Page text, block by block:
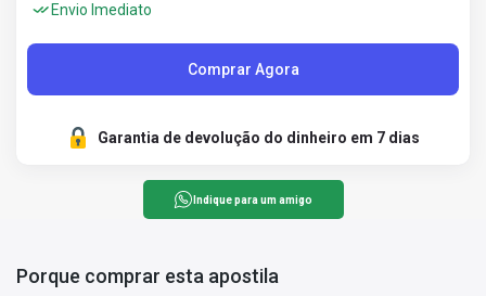
Envio Imediato
Comprar Agora
Garantia de devolução do dinheiro em 7 dias
Indique para um amigo
Porque comprar esta apostila